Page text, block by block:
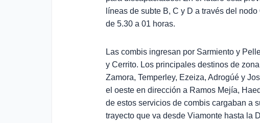
líneas de subte B, C y D a través del
de 5.30 a 01 horas.
Las combis ingresan por Sarmiento y
y Cerrito. Los principales destinos de
Zamora, Temperley, Ezeiza, Adrogúé y
el oeste en dirección a Ramos Mejía,
de estos servicios de combis cargaban a
trayecto que va desde Viamonte hasta la